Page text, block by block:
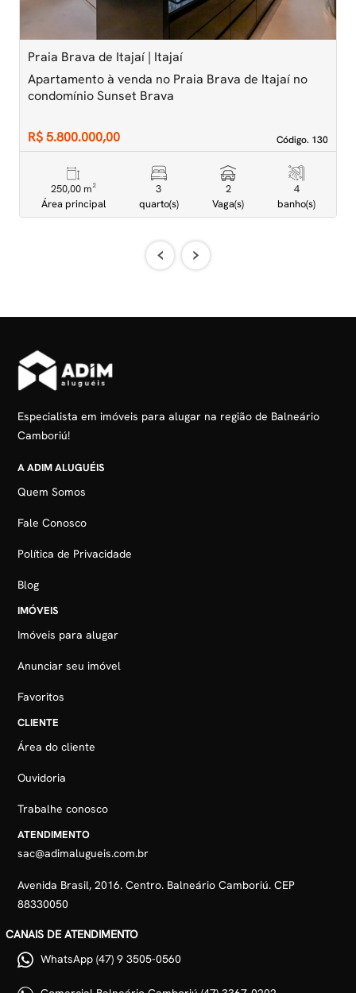
Praia Brava de Itajaí | Itajaí
Código. 130
Código. 130
Apartamento à venda no Praia Brava de Itajaí no
condomínio Sunset Brava
R$ 5.800.000,00
250,00 m²
Área principal
3
quarto(s)
2
Vaga(s)
4
banho(s)
‹ ›
Especialista em imóveis para alugar na região de Balneário
Camboriú!
A ADIM ALUGUÉIS
Quem Somos
Fale Conosco
Política de Privacidade
Blog
IMÓVEIS
Imóveis para alugar
Anunciar seu imóvel
Favoritos
CLIENTE
Área do cliente
Ouvidoria
Trabalhe conosco
ATENDIMENTO
sac@adimalugueis.com.br
Avenida Brasil, 2016. Centro. Balneário Camboriú. CEP
88330050
CANAIS DE ATENDIMENTO
WhatsApp (47) 9 3505-0560